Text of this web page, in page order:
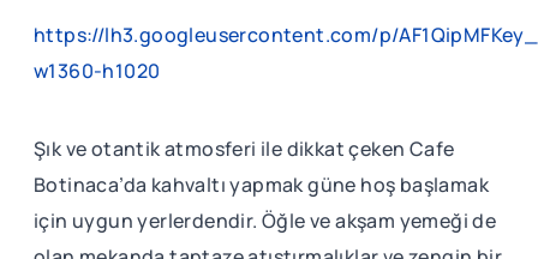
https://lh3.googleusercontent.com/p/
w1360-h1020
Şık ve otantik atmosferi ile dikkat çeken Cafe
Botinaca’da kahvaltı yapmak güne hoş başlamak
için uygun yerlerdendir. Öğle ve akşam yemeği de